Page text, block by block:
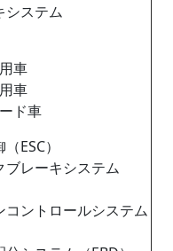
システム
車
車
ド車
ESC）
ブレーキシステム
コントロールシステム